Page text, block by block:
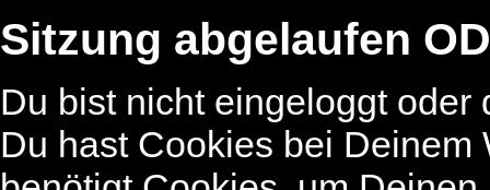
Sitzung abgelaufen
Du bist nicht eingeloggt
Du hast Cookies bei